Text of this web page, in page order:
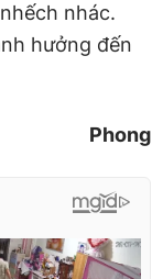
nhác.
hưởng đến
Phong